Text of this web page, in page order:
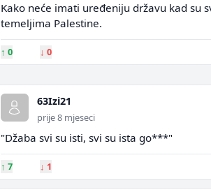
Kako neće imati uređeniju državu kad su
temeljima Palestine.
↑ 0 ↓ 0
63Izi21
prije 8 mjeseci
"Džaba svi su isti, svi su ista go***"
↑ 7 ↓ 1